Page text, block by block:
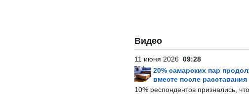
Видео
11 июня 2026 09:28
20% самарских пар
вместе после расставания
10% респондентов признались,